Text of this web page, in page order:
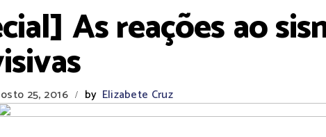
As reações ao
25, 2016 / by Elizabete Cruz